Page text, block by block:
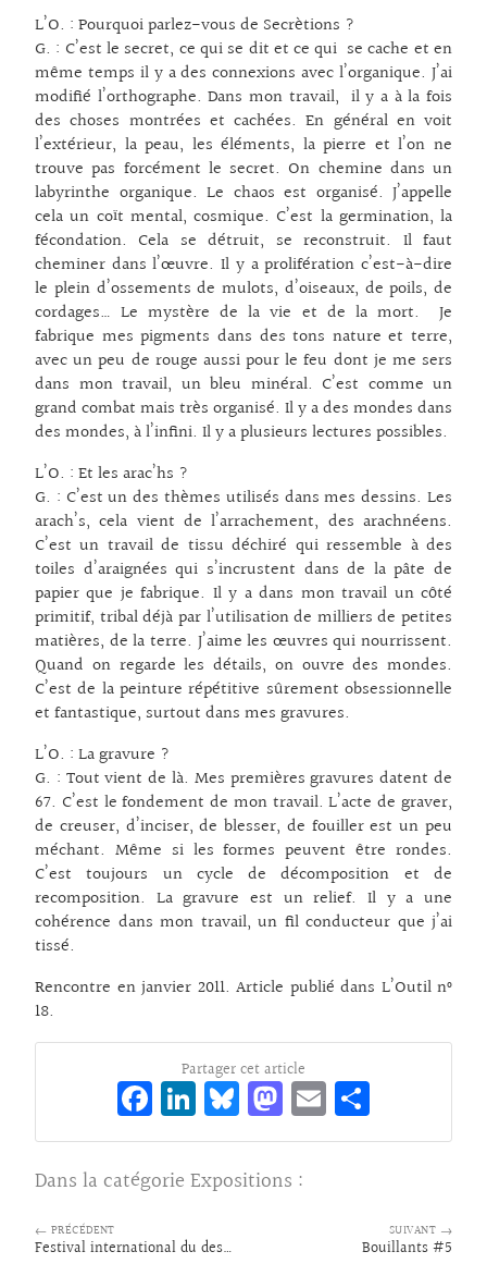
L’O. : Pourquoi parlez-vous de Secrètions ?
G. : C’est le secret, ce qui se dit et ce qui se cache et en
même temps il y a des connexions avec l’organique. J’ai
modifié l’orthographe. Dans mon travail, il y a à la fois
des choses montrées et cachées. En général en voit
l’extérieur, la peau, les éléments, la pierre et l’on ne
trouve pas forcément le secret. On chemine dans un
labyrinthe organique. Le chaos est organisé. J’appelle
cela un coït mental, cosmique. C’est la germination, la
fécondation. Cela se détruit, se reconstruit. Il faut
cheminer dans l’œuvre. Il y a prolifération c’est-à-dire
le plein d’ossements de mulots, d’oiseaux, de poils, de
cordages… Le mystère de la vie et de la mort. Je
fabrique mes pigments dans des tons nature et terre,
avec un peu de rouge aussi pour le feu dont je me sers
dans mon travail, un bleu minéral. C’est comme un
grand combat mais très organisé. Il y a des mondes dans
des mondes, à l’infini. Il y a plusieurs lectures possibles.
L’O. : Et les arac’hs ?
G. : C’est un des thèmes utilisés dans mes dessins. Les
arach’s, cela vient de l’arrachement, des arachnéens.
C’est un travail de tissu déchiré qui ressemble à des
toiles d’araignées qui s’incrustent dans de la pâte de
papier que je fabrique. Il y a dans mon travail un côté
primitif, tribal déjà par l’utilisation de milliers de petites
matières, de la terre. J’aime les œuvres qui nourrissent.
Quand on regarde les détails, on ouvre des mondes.
C’est de la peinture répétitive sûrement obsessionnelle
et fantastique, surtout dans mes gravures.
L’O. : La gravure ?
G. : Tout vient de là. Mes premières gravures datent de
67. C’est le fondement de mon travail. L’acte de graver,
de creuser, d’inciser, de blesser, de fouiller est un peu
méchant. Même si les formes peuvent être rondes.
C’est toujours un cycle de décomposition et de
recomposition. La gravure est un relief. Il y a une
cohérence dans mon travail, un fil conducteur que j’ai
tissé.
Rencontre en janvier 2011. Article publié dans L’Outil n°
18.
Partager cet article
Fa
ce
bo
o
k
Li
n
ke
dI
n
Bl
ue
sk
y
M
as
to
d
E
m rt
Dans la catégorie Expositions :
← PRÉCÉDENT
Festival international du dessin de presse
SUIVANT →
Bouillants #5